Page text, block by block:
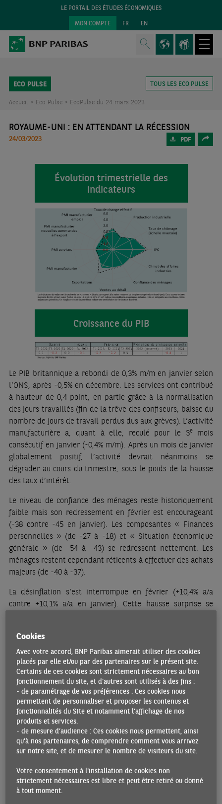
LE PORTAIL DES ÉTUDES ÉCONOMIQUES
MON COMPTE FR EN
ECO PULSE TOUS LES ECO PULSE
Accueil > Eco Pulse > EcoPulse du 24 mars 2023
ROYAUME-UNI : EN ATTENDANT LA RÉCESSION
24/03/2023 PDF
Évolution trimestrielle des
indicateurs
Croissance du PIB
Le PIB britannique a rebondi de 0,3% m/m en janvier selon
l’ONS, après -0,5% en décembre. Les services ont contribué
à hauteur de 0,4 point, en partie grâce à la normalisation
des jours travaillés (fin de la trêve des confiseurs, baisse du
nombre de jours de travail perdus dus aux grèves). L’activité
manufacturière a, quant à elle, reculé pour le 3emois
consécutif en janvier (-0,4% m/m). Après un mois de janvier
globalement positif, l’activité devrait néanmoins se
dégrader au cours du trimestre, sous le poids de la hausse
des taux d’intérêt.
Le niveau de confiance des ménages reste historiquement
faible mais son redressement en février est encourageant
(-38 contre -45 en janvier). Les composantes « Finances
personnelles » (de -27 à -18) et « Situation économique
générale » (de -54 à -43) se redressent nettement. Les
ménages restent cependant réticents à effectuer des achats
majeurs (de -40 à -37).
La désinflation s’est interrompue en février (+10,4% a/a
contre +10,1% a/a en janvier). Cette hausse surprise se
a/a) et, plus généralement, par une plus grande
persistance, comme le montre la hausse de l’inflation sous-
jacente à 6,2% a/a (contre +5,8% a/a en janvier). La Banque
d’Angleterre (BoE) a encore augmenté de 25 pb son taux
directeur lors de sa réunion du 23 mars. Elle devrait selon
nous le stabiliser à 4,25%.
L’économie britannique a ajouté 98 000 emplois en février
selon l’ONS, signe que le marché du travail est résilient. Les
salaires ont augmenté de 6,5% a/a en janvier, en légère
décélération par rapport à décembre (+6,6% a/a). Bien que
vigoureuse, cette hausse reste moins rapide que l’inflation
et les ménages ont continué à perdre du pouvoir d’achat
(salaire réel à -3,7% a/a en janvier).
Cookies
Avec votre accord, BNP Paribas aimerait utiliser des cookies
placés par elle et/ou par des partenaires sur le présent site.
Certains de ces cookies sont strictement nécessaires au bon
fonctionnement du site, et d'autres sont utilisés à des fins :
- de paramétrage de vos préférences : Ces cookies nous
permettent de personnaliser et proposer les contenus et
fonctionnalités du Site et notamment l’affichage de nos
produits et services.
- de mesure d’audience : Ces cookies nous permettent, ainsi
qu'à nos partenaires, de comprendre comment vous arrivez
sur notre site, et de mesurer le nombre de visiteurs du site.
Votre consentement à l'installation de cookies non
strictement nécessaires est libre et peut être retiré ou donné
à tout moment.